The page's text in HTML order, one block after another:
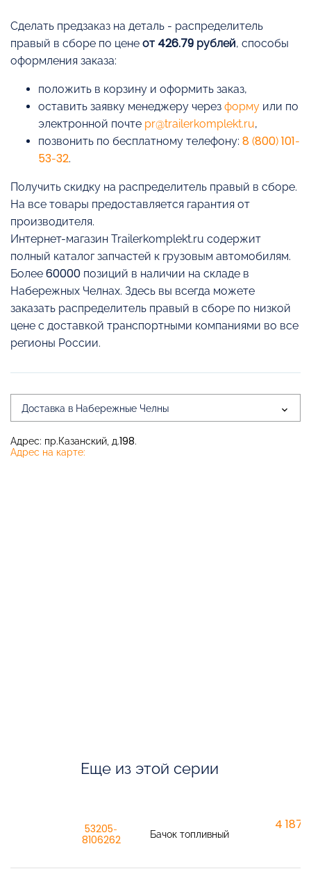
Cделать предзаказ на деталь - распределитель
правый в сборе по цене от 426.79 рублей, способы
оформления заказа:
положить в корзину и оформить заказ,
оставить заявку менеджеру через форму или по
электронной почте pr@trailerkomplekt.ru,
позвонить по бесплатному телефону: 8 (800) 101-
53-32.
Получить скидку на распределитель правый в сборе.
На все товары предоставляется гарантия от
производителя.
Интернет-магазин Trailerkomplekt.ru содержит
полный каталог запчастей к грузовым автомобилям.
Более 60000 позиций в наличии на складе в
Набережных Челнах. Здесь вы всегда можете
заказать распределитель правый в сборе по низкой
цене с доставкой транспортными компаниями во все
регионы России.
Доставка в Набережные Челны
Адрес: пр.Казанский, д.198.
Адрес на карте:
Еще из этой серии
53205-
8106262
Бачок топливный
4